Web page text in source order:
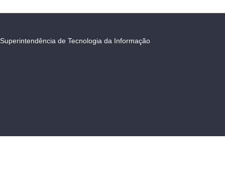
Superintendência de Tecnologia da Informação